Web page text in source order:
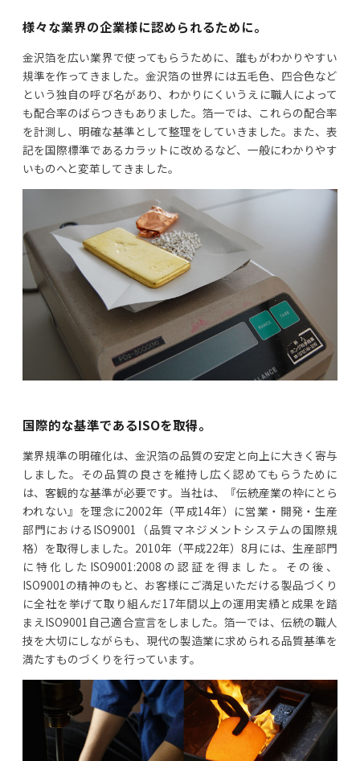
様々な業界の企業様に認められるために。
金沢箔を広い業界で使ってもらうために、誰もがわかりやすい
規準を作ってきました。金沢箔の世界には五毛色、四合色など
という独自の呼び名があり、わかりにくいうえに職人によって
も配合率のばらつきもありました。箔一では、これらの配合率
を計測し、明確な基準として整理をしていきました。また、表
記を国際標準であるカラットに改めるなど、一般にわかりやす
いものへと変革してきました。
国際的な基準であるISOを取得。
業界規準の明確化は、金沢箔の品質の安定と向上に大きく寄与
しました。その品質の良さを維持し広く認めてもらうために
は、客観的な基準が必要です。当社は、『伝統産業の枠にとら
われない』を理念に2002年（平成14年）に営業・開発・生産
部門におけるISO9001（品質マネジメントシステムの国際規
格）を取得しました。2010年（平成22年）8月には、生産部門
に特化したISO9001:2008の認証を得ました。その後、
ISO9001の精神のもと、お客様にご満足いただける製品づくり
に全社を挙げて取り組んだ17年間以上の運用実績と成果を踏
まえISO9001自己適合宣言をしました。箔一では、伝統の職人
技を大切にしながらも、現代の製造業に求められる品質基準を
満たすものづくりを行っています。